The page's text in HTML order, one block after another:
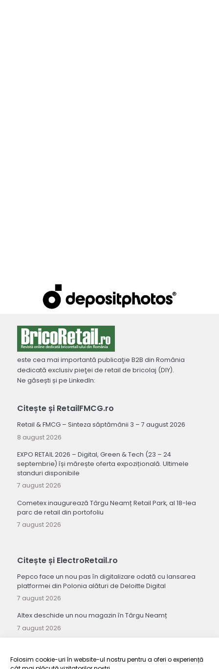
Folosim cookie-uri în website-ul nostru pentru a oferi o experiență
este cea mai importantă publicaţie B2B din România
dedicată exclusiv pieţei de retail de bricolaj (DIY).
Ne găsești și pe LinkedIn:
Citește și RetailFMCG.ro
Retail & FMCG – Sinteza săptămânii 3 – 7 august 2026
8 august 2026
EXPO RETAIL 2026 – Digital, Green & Tech (23 – 24
septembrie) își mărește oferta expozițională. Ultimele
standuri disponibile
7 august 2026
Cometex inaugurează Târgu Neamț Retail Park, al 18-lea
parc de retail din portofoliu
7 august 2026
Citește și ElectroRetail.ro
Pepco face un nou pas în digitalizare odată cu lansarea
platformei din Polonia alături de Deloitte Digital
7 august 2026
Altex deschide un nou magazin în Târgu Neamț
7 august 2026
7 august 2026